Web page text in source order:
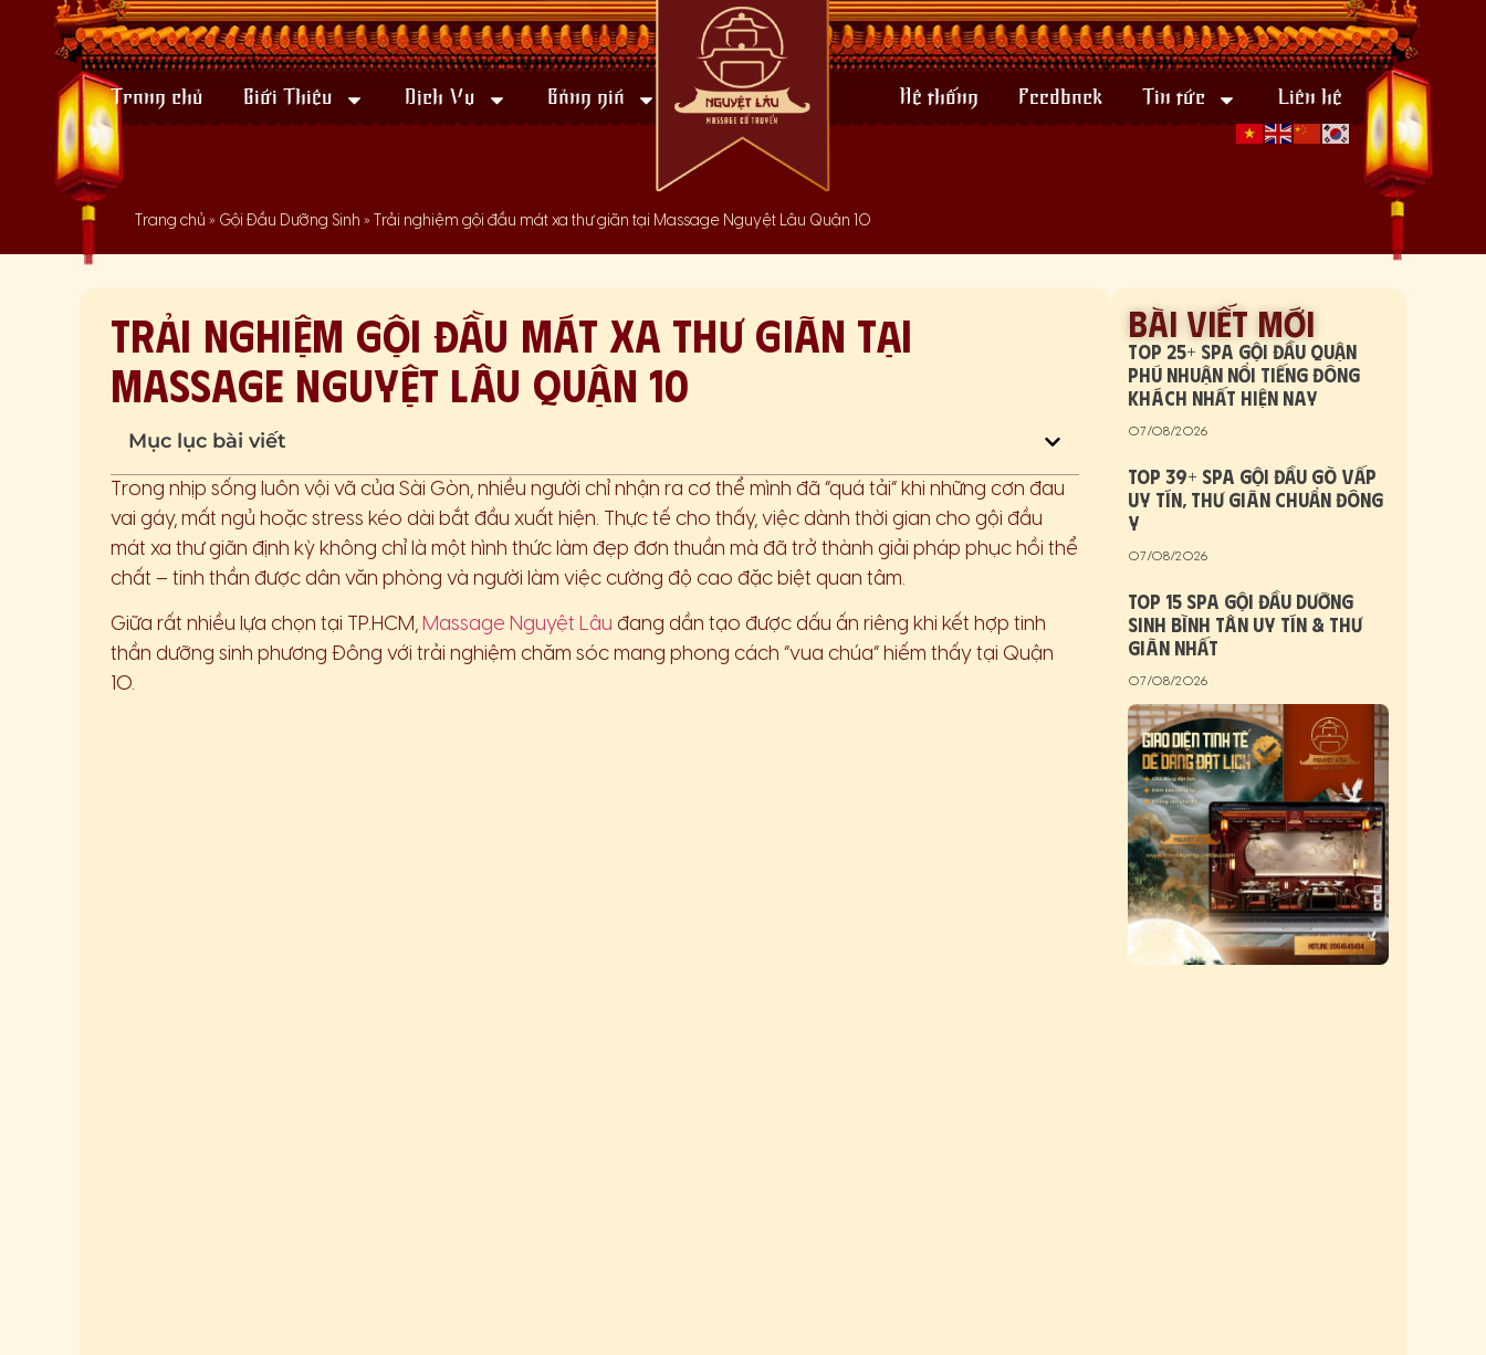
Trang chủ Giới Thiệu Dịch Vụ Bảng giá Hệ thống Feedback Tin tức Liên hệ
Trang chủ » Gội Đầu Dưỡng Sinh » Trải nghiệm gội đầu mát xa thư giãn tại Massage Nguyệt Lâu Quận 10
Trải nghiệm gội đầu mát xa thư giãn tại
Massage Nguyệt Lâu Quận 10
Mục lục bài viết
Trong nhịp sống luôn vội vã của Sài Gòn, nhiều người chỉ nhận ra cơ thể mình đã “quá tải” khi những cơn đau
vai gáy, mất ngủ hoặc stress kéo dài bắt đầu xuất hiện. Thực tế cho thấy, việc dành thời gian cho gội đầu
mát xa thư giãn định kỳ không chỉ là một hình thức làm đẹp đơn thuần mà đã trở thành giải pháp phục hồi thể
chất – tinh thần được dân văn phòng và người làm việc cường độ cao đặc biệt quan tâm.
Giữa rất nhiều lựa chọn tại TP.HCM, Massage Nguyệt Lâu đang dần tạo được dấu ấn riêng khi kết hợp tinh
thần dưỡng sinh phương Đông với trải nghiệm chăm sóc mang phong cách “vua chúa” hiếm thấy tại Quận
10.
Bài viết mới
TOP 25+ Spa gội đầu quận
Phú Nhuận nổi tiếng đông
khách nhất hiện nay
07/08/2026
Top 39+ Spa Gội Đầu Gò Vấp
Uy Tín, Thư Giãn Chuẩn Đông
Y
07/08/2026
Top 15 Spa Gội Đầu Dưỡng
Sinh Bình Tân Uy Tín & Thư
Giãn Nhất
07/08/2026